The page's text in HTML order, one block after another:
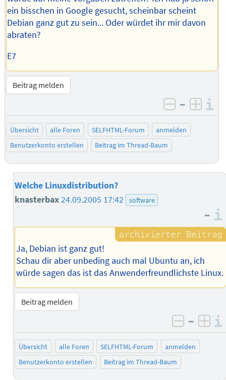
ein bisschen in Google gesucht, scheinbar scheint
Debian ganz gut zu sein... Oder würdet ihr mir davon
abraten?
E7
Beitrag melden
negativ
–
Übersicht alle Foren SELFHTML-Forum
anmelden
Benutzerkonto erstellen
Beitrag im Thread-Baum
Welche Linuxdistribution?
knasterbax24.09.2005 17:42 software
–
Ja, Debian ist ganz gut!
Schau dir aber unbeding auch mal Ubuntu an, ich
würde sagen das ist das Anwenderfreundlichste Linux.
Beitrag melden
negativ
–
Übersicht alle Foren SELFHTML-Forum
anmelden
Benutzerkonto erstellen
Beitrag im Thread-Baum